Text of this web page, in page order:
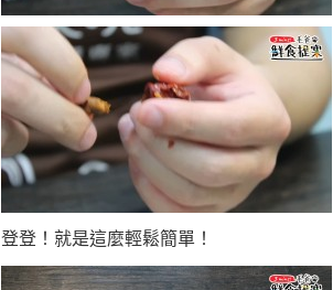
登登！就是這麼輕鬆簡單！